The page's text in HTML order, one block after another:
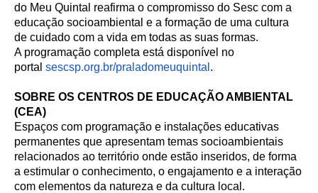
do Meu Quintal reafirma o compromisso do Sesc com a
educação socioambiental e a formação de uma cultura
de cuidado com a vida em todas as suas formas.
A programação completa está disponível no
portal sescsp.org.br/praladomeuquintal .
SOBRE OS CENTROS DE EDUCAÇÃO AMBIENTAL
(CEA)
Espaços com programação e instalações educativas
permanentes que apresentam temas socioambientais
relacionados ao território onde estão inseridos, de forma
a estimular o conhecimento, o engajamento e a interação
com elementos da natureza e da cultura local.